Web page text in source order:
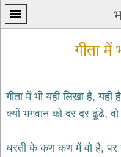
प्रथम
home
गीता में
गीता में भी यही लिखा है, यही
क्यों भगवान को दर दर ढूंढे,
धरती के कण कण में वो है, पर